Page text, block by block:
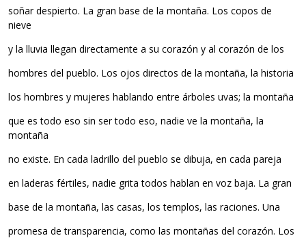
soñar despierto. La gran base de la montaña. Los copos de
nieve
y la lluvia llegan directamente a su corazón y al corazón de los
hombres del pueblo. Los ojos directos de la montaña, la historia
los hombres y mujeres hablando entre árboles uvas; la montaña
que es todo eso sin ser todo eso, nadie ve la montaña, la
montaña
no existe. En cada ladrillo del pueblo se dibuja, en cada pareja
en laderas fértiles, nadie grita todos hablan en voz baja. La gran
base de la montaña, las casas, los templos, las raciones. Una
promesa de transparencia, como las montañas del corazón. Los